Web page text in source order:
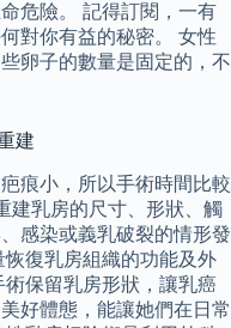
危險。 記得訂閱，一有
對你有益的秘密。 女性
卵子的數量是固定的，不
建
痕小，所以手術時間比較
建乳房的尺寸、形狀、觸
感染或義乳破裂的情形發
復乳房組織的功能及外
保留乳房形狀，讓乳癌
好體態，能讓她們在日常